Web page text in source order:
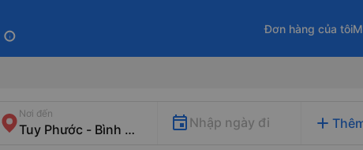
info
Đơn hàng của tôi
Nơi đến
Nhập ngày đi add